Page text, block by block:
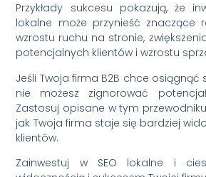
Przykłady sukcesu pokazują, że
lokalne może przynieść znaczące
wzrostu ruchu na stronie,
potencjalnych klientów i wzrostu
Jeśli Twoja firma B2B chce osiągnąć
nie możesz zignorować
Zastosuj opisane w tym
jak Twoja firma staje się bardziej
klientów.
Zainwestuj w SEO lokalne i